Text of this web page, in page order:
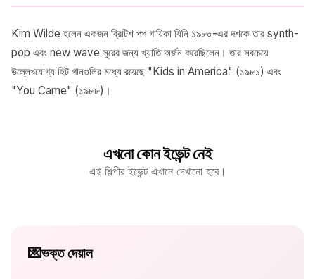
Kim Wilde হলেন একজন ব্রিটিশ পপ গায়িকা যিনি ১৯৮০-এর দশকে তার synth-
pop এবং new wave সুরের জন্য খ্যাতি অর্জন করেছিলেন। তার সবচেয়ে
উল্লেখযোগ্য হিট গানগুলির মধ্যে রয়েছে "Kids in America" (১৯৮১) এবং
"You Came" (১৯৮৮)।
এখনো কোন ইভেন্ট নেই
এই শিল্পীর ইভেন্ট এখানে দেখানো হবে।
💌ভক্ত দেয়াল